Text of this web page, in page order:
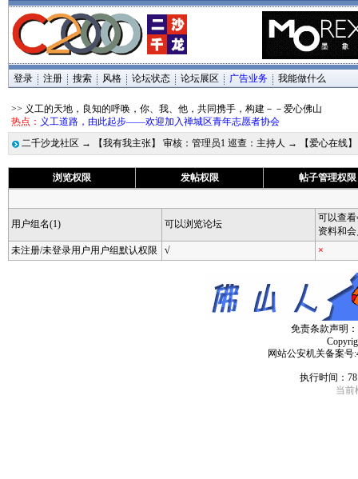
登录 注册 搜索 风格 论坛状态 论坛展区 广告业务 我能做什么
>> 义工的天地，良知的呼唤，你、我、他，共同携手，构建－－爱心佛山
热点： 义工道路，由此起步——欢迎加入禅城区青年志愿者协会
二千沙龙社区 → 【我有我主张】 审核：管理员1 巡查：主持人 → 【爱心在线
浏览权限 发帖权限 帖子管理权限
用户组名(1) 可以浏览论坛
可以查
资料和
未注册/未登录用户用户组默认权限
√ ×
免责条款声明
网站公安机关备案号
执行时间：
当前